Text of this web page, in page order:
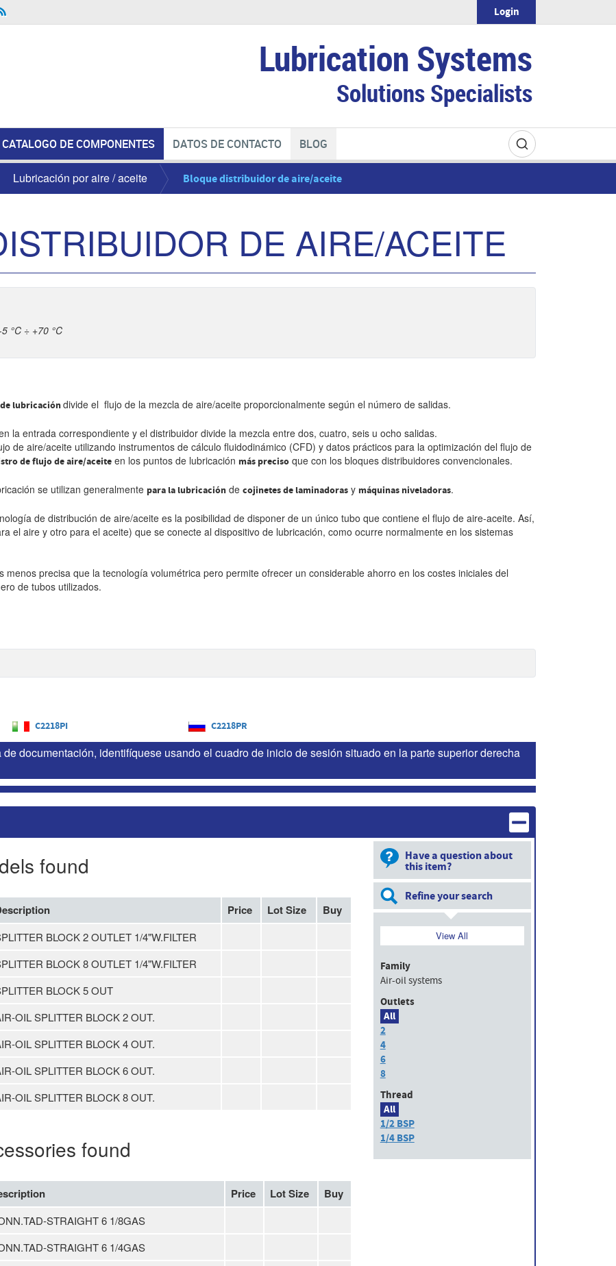
Lubrication Systems
Solutions Specialists
Login
CATALOGO DE COMPONENTES DATOS DE CONTACTO BLOG
Lubricación por aire / aceite Bloque distribuidor de aire/aceite
DE AIRE/ACEITE
°C ÷ +70 °C
lubricacióndivide el flujo de la mezcla de aire/aceite proporcionalmente según el número de salidas.
la entrada correspondiente y el distribuidor divide la mezcla entre dos, cuatro, seis u ocho salidas.
de aire/aceite utilizando instrumentos de cálculo fluidodinámico (CFD) y datos prácticos para la optimización del flujo de
de flujo de aire/aceite en los puntos de lubricación más preciso que con los bloques distribuidores convencionales.
se utilizan generalmente para la lubricación de cojinetes de laminadoras y máquinas niveladoras.
de distribución de aire/aceite es la posibilidad de disponer de un único tubo que contiene el flujo de aire-aceite. Así,
el aire y otro para el aceite) que se conecte al dispositivo de lubricación, como ocurre normalmente en los sistemas
menos precisa que la tecnología volumétrica pero permite ofrecer un considerable ahorro en los costes iniciales del
de tubos utilizados.
C2218PI C2218PR
documentación, identifíquese usando el cuadro de inicio de sesión situado en la parte superior derecha
found
Price Lot Size Buy
BLOCK 2 OUTLET 1/4"W.FILTER
BLOCK 8 OUTLET 1/4"W.FILTER
BLOCK 5 OUT
OIL SPLITTER BLOCK 2 OUT.
OIL SPLITTER BLOCK 4 OUT.
OIL SPLITTER BLOCK 6 OUT.
OIL SPLITTER BLOCK 8 OUT.
found
Price Lot Size Buy
STRAIGHT 6 1/8GAS
STRAIGHT 6 1/4GAS
Have a question about
this item?
Refine your search
View All
Family
Air-oil systems
Outlets
All
2
4
6
8
Thread
All
1/2 BSP
1/4 BSP